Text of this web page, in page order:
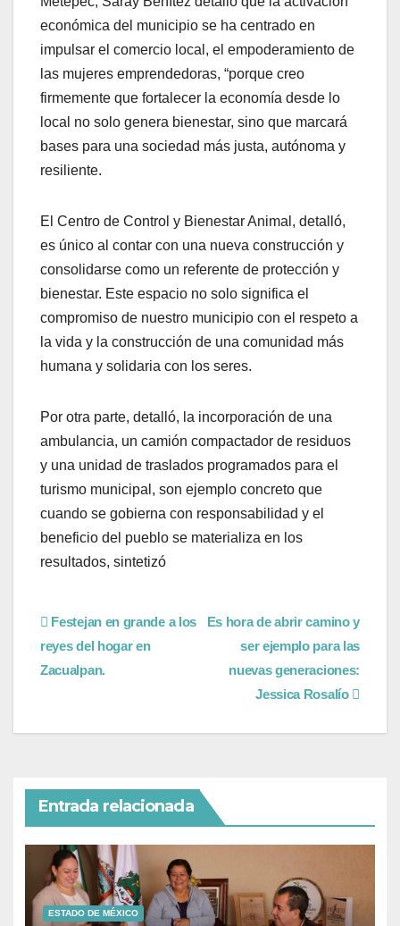
económica del municipio se ha centrado en
impulsar el comercio local, el empoderamiento de
las mujeres emprendedoras, “porque creo
firmemente que fortalecer la economía desde lo
local no solo genera bienestar, sino que marcará
bases para una sociedad más justa, autónoma y
resiliente.
El Centro de Control y Bienestar Animal, detalló,
es único al contar con una nueva construcción y
consolidarse como un referente de protección y
bienestar. Este espacio no solo significa el
compromiso de nuestro municipio con el respeto a
la vida y la construcción de una comunidad más
humana y solidaria con los seres.
Por otra parte, detalló, la incorporación de una
ambulancia, un camión compactador de residuos
y una unidad de traslados programados para el
turismo municipal, son ejemplo concreto que
cuando se gobierna con responsabilidad y el
beneficio del pueblo se materializa en los
resultados, sintetizó
Es hora de abrir camino y
ser ejemplo para las
nuevas generaciones:
Jessica Rosalío
Festejan en grande a los
reyes del hogar en
Zacualpan.
Entrada relacionada
ESTADO DE MÉXICO